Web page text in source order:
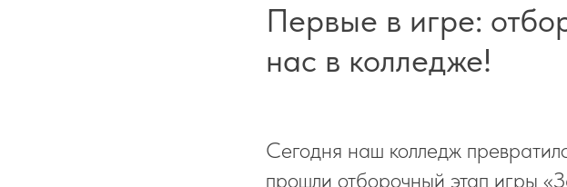
Первые в игре:
нас в колледже!
Сегодня наш колледж
прошли отборочный этап игры